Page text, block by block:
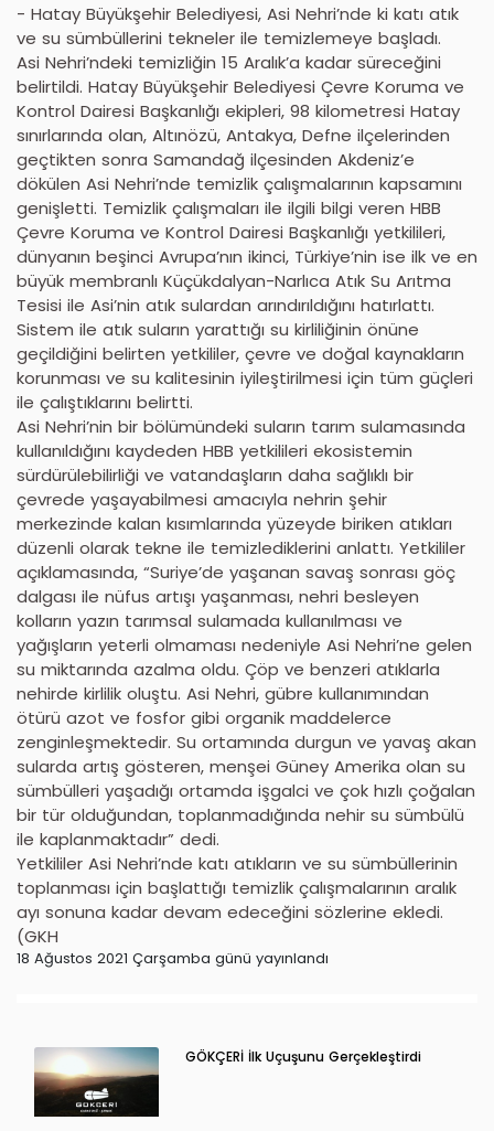
- Hatay Büyükşehir Belediyesi, Asi Nehri’nde ki katı atık
ve su sümbüllerini tekneler ile temizlemeye başladı.
Asi Nehri’ndeki temizliğin 15 Aralık’a kadar süreceğini
belirtildi. Hatay Büyükşehir Belediyesi Çevre Koruma ve
Kontrol Dairesi Başkanlığı ekipleri, 98 kilometresi Hatay
sınırlarında olan, Altınözü, Antakya, Defne ilçelerinden
geçtikten sonra Samandağ ilçesinden Akdeniz’e
dökülen Asi Nehri’nde temizlik çalışmalarının kapsamını
genişletti. Temizlik çalışmaları ile ilgili bilgi veren HBB
Çevre Koruma ve Kontrol Dairesi Başkanlığı yetkilileri,
dünyanın beşinci Avrupa’nın ikinci, Türkiye’nin ise ilk ve en
büyük membranlı Küçükdalyan-Narlıca Atık Su Arıtma
Tesisi ile Asi’nin atık sulardan arındırıldığını hatırlattı.
Sistem ile atık suların yarattığı su kirliliğinin önüne
geçildiğini belirten yetkililer, çevre ve doğal kaynakların
korunması ve su kalitesinin iyileştirilmesi için tüm güçleri
ile çalıştıklarını belirtti.
Asi Nehri’nin bir bölümündeki suların tarım sulamasında
kullanıldığını kaydeden HBB yetkilileri ekosistemin
sürdürülebilirliği ve vatandaşların daha sağlıklı bir
çevrede yaşayabilmesi amacıyla nehrin şehir
merkezinde kalan kısımlarında yüzeyde biriken atıkları
düzenli olarak tekne ile temizlediklerini anlattı. Yetkililer
açıklamasında, “Suriye’de yaşanan savaş sonrası göç
dalgası ile nüfus artışı yaşanması, nehri besleyen
kolların yazın tarımsal sulamada kullanılması ve
yağışların yeterli olmaması nedeniyle Asi Nehri’ne gelen
su miktarında azalma oldu. Çöp ve benzeri atıklarla
nehirde kirlilik oluştu. Asi Nehri, gübre kullanımından
ötürü azot ve fosfor gibi organik maddelerce
zenginleşmektedir. Su ortamında durgun ve yavaş akan
sularda artış gösteren, menşei Güney Amerika olan su
sümbülleri yaşadığı ortamda işgalci ve çok hızlı çoğalan
bir tür olduğundan, toplanmadığında nehir su sümbülü
ile kaplanmaktadır” dedi.
Yetkililer Asi Nehri’nde katı atıkların ve su sümbüllerinin
toplanması için başlattığı temizlik çalışmalarının aralık
ayı sonuna kadar devam edeceğini sözlerine ekledi.
(GKH
18 Ağustos 2021 Çarşamba günü yayınlandı
GÖKÇERİ İlk Uçuşunu Gerçekleştirdi